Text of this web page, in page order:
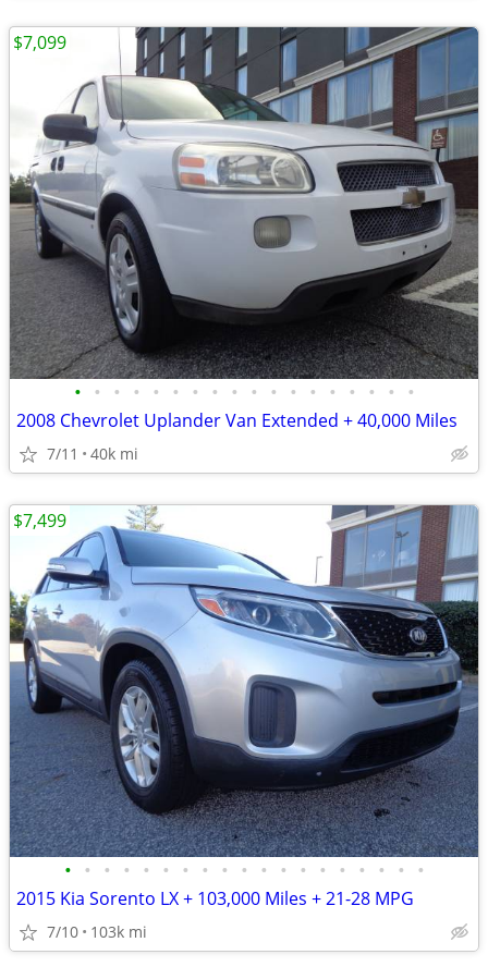
• • • • • • • • • • • • • • • • • •
2008 Chevrolet Uplander Van Extended + 40,000 Miles
7/11 40k mi
$7,099
• • • • • • • • • • • • • • • • • • •
2015 Kia Sorento LX + 103,000 Miles + 21-28 MPG
7/10 103k mi
$7,499